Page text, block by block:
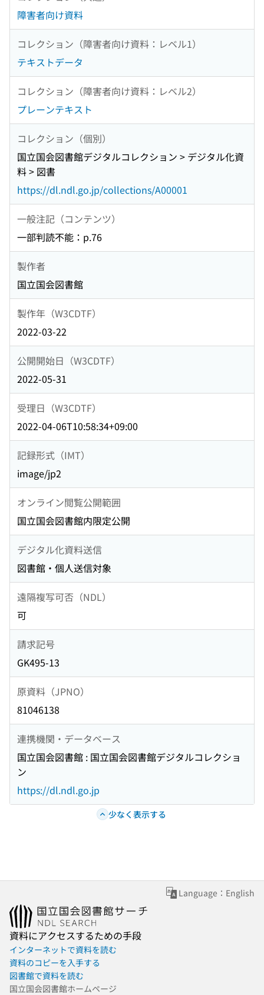
障害者向け資料
コレクション（障害者向け資料：レベル1）
テキストデータ
コレクション（障害者向け資料：レベル2）
プレーンテキスト
コレクション（個別）
国立国会図書館デジタルコレクション > デジタル化資
料 > 図書
https://dl.ndl.go.jp/collections/A00001
一般注記（コンテンツ）
一部判読不能：p.76
製作者
国立国会図書館
製作年（W3CDTF）
2022-03-22
公開開始日（W3CDTF）
2022-05-31
受理日（W3CDTF）
2022-04-06T10:58:34+09:00
記録形式（IMT）
image/jp2
オンライン閲覧公開範囲
国立国会図書館内限定公開
デジタル化資料送信
図書館・個人送信対象
遠隔複写可否（NDL）
可
請求記号
GK495-13
原資料（JPNO）
81046138
連携機関・データベース
国立国会図書館 : 国立国会図書館デジタルコレクショ
ン
https://dl.ndl.go.jp
少なく表示する
Language：English
資料にアクセスするための手段
インターネットで資料を読む
資料のコピーを入手する
図書館で資料を読む
国立国会図書館ホームページ